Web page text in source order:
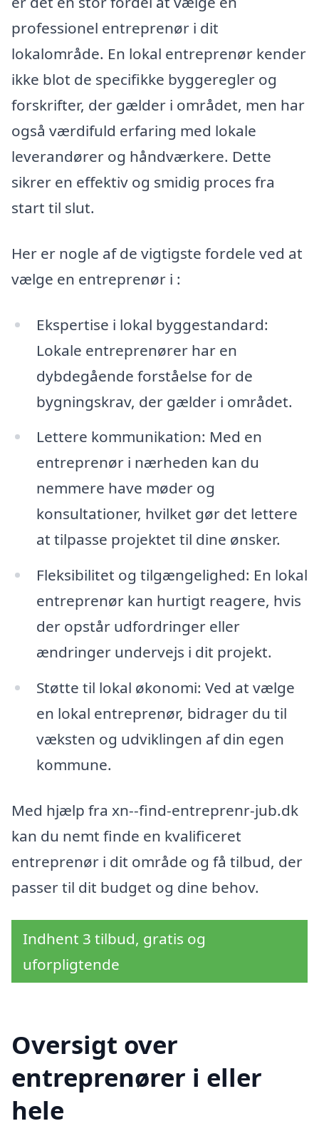
professionel entreprenør i dit
lokalområde. En lokal entreprenør kender
ikke blot de specifikke byggeregler og
forskrifter, der gælder i området, men har
også værdifuld erfaring med lokale
leverandører og håndværkere. Dette
sikrer en effektiv og smidig proces fra
start til slut.
Her er nogle af de vigtigste fordele ved at
vælge en entreprenør i :
Ekspertise i lokal byggestandard:
Lokale entreprenører har en
dybdegående forståelse for de
bygningskrav, der gælder i området.
Lettere kommunikation: Med en
entreprenør i nærheden kan du
nemmere have møder og
konsultationer, hvilket gør det lettere
at tilpasse projektet til dine ønsker.
Fleksibilitet og tilgængelighed: En lokal
entreprenør kan hurtigt reagere, hvis
der opstår udfordringer eller
ændringer undervejs i dit projekt.
Støtte til lokal økonomi: Ved at vælge
en lokal entreprenør, bidrager du til
væksten og udviklingen af din egen
kommune.
Med hjælp fra xn--find-entreprenr-jub.dk
kan du nemt finde en kvalificeret
entreprenør i dit område og få tilbud, der
passer til dit budget og dine behov.
Indhent 3 tilbud, gratis og
uforpligtende
Oversigt over
entreprenører i eller
hele